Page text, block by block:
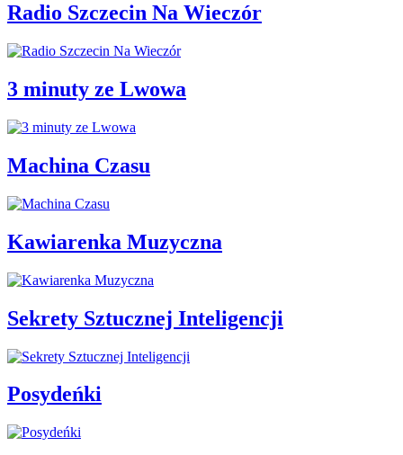
Radio Szczecin Na Wieczór
3 minuty ze Lwowa
Machina Czasu
Kawiarenka Muzyczna
Sekrety Sztucznej Inteligencji
Posydeńki